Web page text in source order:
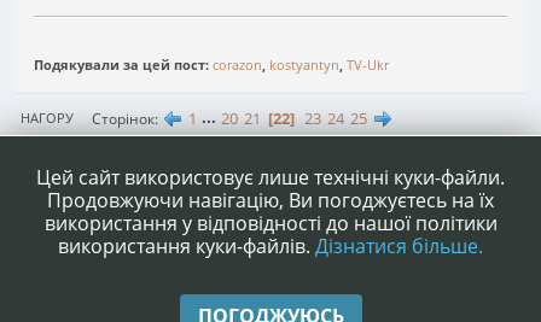
Подякували за цей пост: corazon, kostyantyn, TV-Ukr
НАГОРУ Сторінок 1 ... 20 21 22 23 24 25
Допомога|Умови та правила|Нагору ▲
Цей сайт використовує лише технічні куки-файли.
Продовжуючи навігацію, Ви погоджуєтесь на їх
використання у відповідності до нашої політики
використання куки-файлів. Дізнатися більше.
ПОГОДЖУЮСЬ